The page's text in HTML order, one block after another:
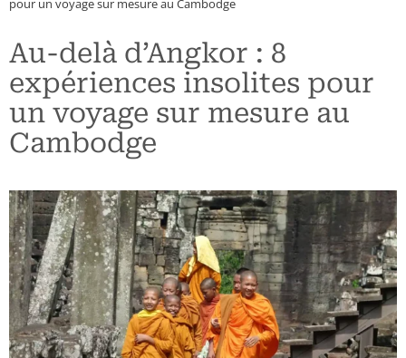
Maroc
Namibie
Ouganda
Seychelles
Tanzanie – Zanzibar
Chili
Colombie
Costa Rica
Etats-Unis (Côte Est)
Etats-Unis (Côte Ouest)
Guatemala
Grèce
Hongrie
Pays Baltes
République Tchèque
pour un voyage sur mesure au Cambodge
Au-delà d’Angkor : 8
expériences insolites pour
un voyage sur mesure au
Cambodge